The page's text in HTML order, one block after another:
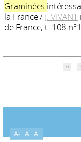
Graminées
la France/ J. VIVANT
de France, t. 108
A- A A+